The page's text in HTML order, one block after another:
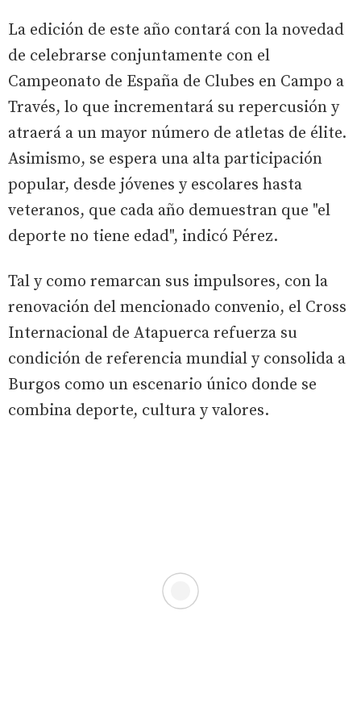
La edición de este año contará con la novedad
de celebrarse conjuntamente con el
Campeonato de España de Clubes en Campo a
Través, lo que incrementará su repercusión y
atraerá a un mayor número de atletas de élite.
Asimismo, se espera una alta participación
popular, desde jóvenes y escolares hasta
veteranos, que cada año demuestran que "el
deporte no tiene edad", indicó Pérez.
Tal y como remarcan sus impulsores, con la
renovación del mencionado convenio, el Cross
Internacional de Atapuerca refuerza su
condición de referencia mundial y consolida a
Burgos como un escenario único donde se
combina deporte, cultura y valores.